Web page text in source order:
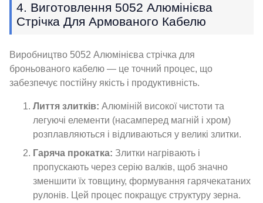
4. Виготовлення 5052 Алюмінієва
Стрічка Для Армованого Кабелю
Виробництво 5052 Алюмінієва стрічка для
броньованого кабелю — це точний процес, що
забезпечує постійну якість і продуктивність.
Лиття злитків: Алюміній високої чистоти та
легуючі елементи (насамперед магній і хром)
розплавляються і відливаються у великі злитки.
Гаряча прокатка: Злитки нагрівають і
пропускають через серію валків, щоб значно
зменшити їх товщину, формування гарячекатаних
рулонів. Цей процес покращує структуру зерна.